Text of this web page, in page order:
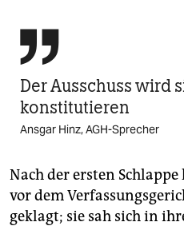

Der Ausschuss wird
konstitutieren
Ansgar Hinz, AGH-Sprecher
Nach der ersten
vor dem
geklagt; sie sah sich in